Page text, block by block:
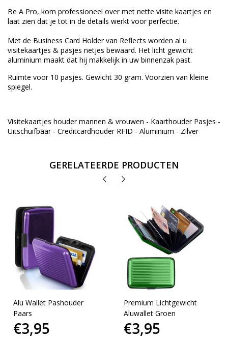
Be A Pro, kom professioneel over met nette visite kaartjes en
laat zien dat je tot in de details werkt voor perfectie.
Met de Business Card Holder van Reflects worden al u
visitekaartjes & pasjes netjes bewaard. Het licht gewicht
aluminium maakt dat hij makkelijk in uw binnenzak past.
Ruimte voor 10 pasjes. Gewicht 30 gram. Voorzien van kleine
spiegel.
Visitekaartjes houder mannen & vrouwen - Kaarthouder Pasjes -
Uitschuifbaar - Creditcardhouder RFID - Aluminium - Zilver
GERELATEERDE PRODUCTEN
Alu Wallet Pashouder
Paars
€3,95
Premium Lichtgewicht
Aluwallet Groen
€3,95